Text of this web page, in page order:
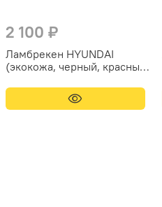
2 100 ₽
Ламбрекен HYUNDAI
(экокожа, черный, красные